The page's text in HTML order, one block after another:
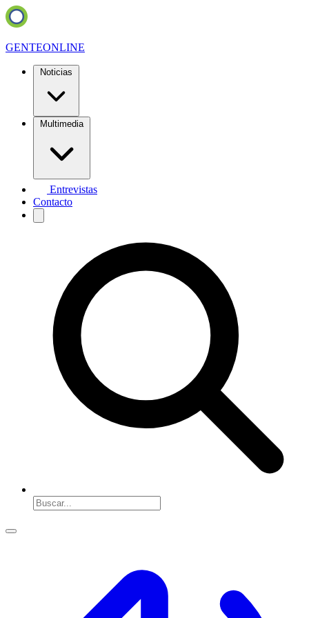
GENTEONLINE
Noticias
Multimedia
Entrevistas
Contacto